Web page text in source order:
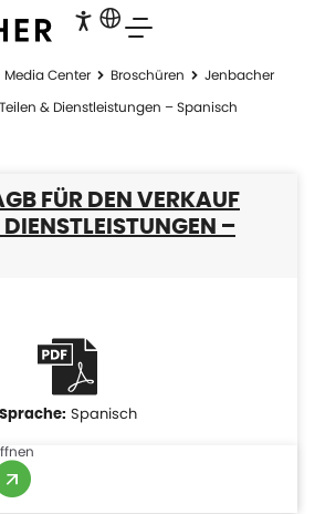
Media Center Broschüren
Jenbacher
& Dienstleistungen – Spanisch
FÜR DEN VERKAUF
–
Spanisch